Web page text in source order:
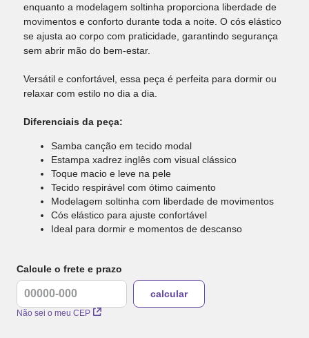
enquanto a modelagem soltinha proporciona liberdade de
movimentos e conforto durante toda a noite. O cós elástico
se ajusta ao corpo com praticidade, garantindo segurança
sem abrir mão do bem-estar.
Versátil e confortável, essa peça é perfeita para dormir ou
relaxar com estilo no dia a dia.
Diferenciais da peça:
Samba canção em tecido modal
Estampa xadrez inglês com visual clássico
Toque macio e leve na pele
Tecido respirável com ótimo caimento
Modelagem soltinha com liberdade de movimentos
Cós elástico para ajuste confortável
Ideal para dormir e momentos de descanso
Calcule o frete e prazo
Não sei o meu CEP